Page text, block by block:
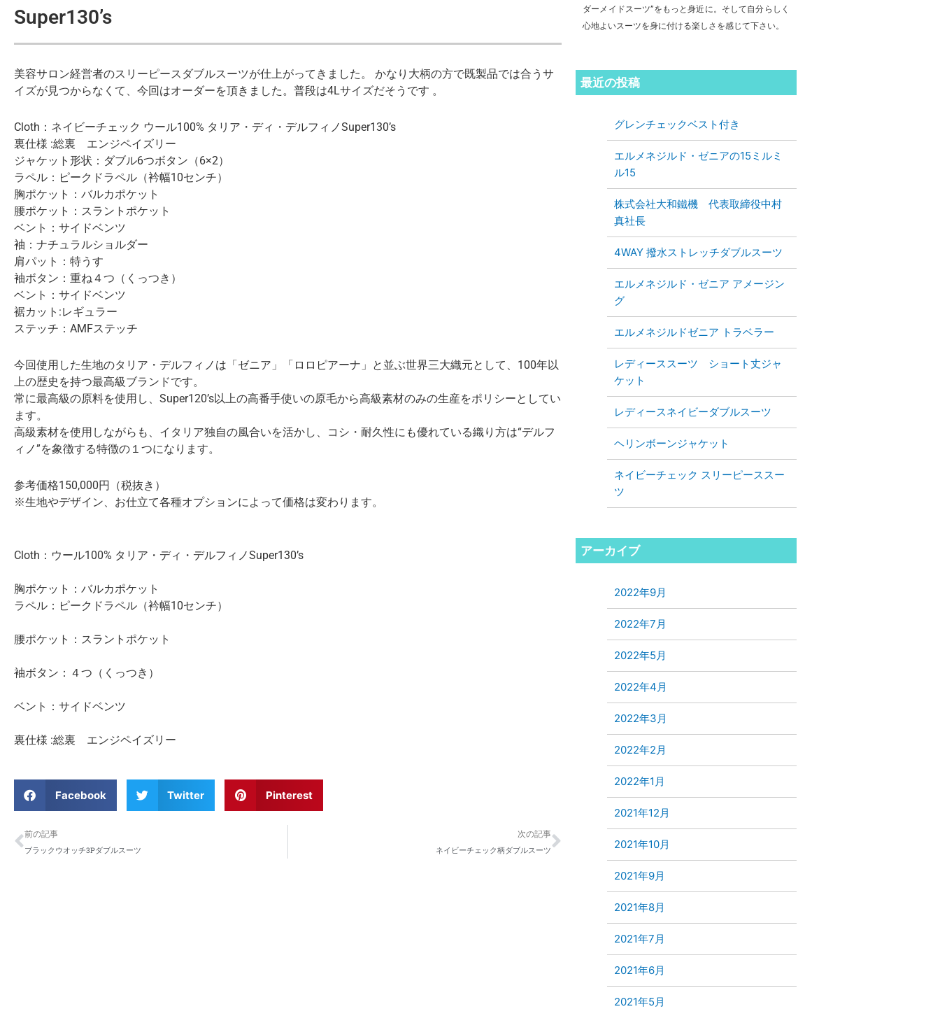
Super130’s
美容サロン経営者のスリーピースダブルスーツが仕上がってきました。 かなり大柄の方で既製品では合うサ
イズが見つからなくて、今回はオーダーを頂きました。普段は4Lサイズだそうです 。
Cloth：ネイビーチェック ウール100% タリア・ディ・デルフィノSuper130’s
裏仕様 :総裏 エンジペイズリー
ジャケット形状：ダブル6つボタン（6×2）
ラペル：ピークドラペル（衿幅10センチ）
胸ポケット：バルカポケット
腰ポケット：スラントポケット
ベント：サイドベンツ
袖：ナチュラルショルダー
肩パット：特うす
袖ボタン：重ね４つ（くっつき）
ベント：サイドベンツ
裾カット:レギュラー
ステッチ：AMFステッチ
今回使用した生地のタリア・デルフィノは「ゼニア」「ロロピアーナ」と並ぶ世界三大織元として、100年以
上の歴史を持つ最高級ブランドです。
常に最高級の原料を使用し、Super120’s以上の高番手使いの原毛から高級素材のみの生産をポリシーとしてい
ます。
高級素材を使用しながらも、イタリア独自の風合いを活かし、コシ・耐久性にも優れている織り方は“デルフ
ィノ”を象徴する特徴の１つになります。
参考価格150,000円（税抜き）
※生地やデザイン、お仕立て各種オプションによって価格は変わります。
Cloth：ウール100% タリア・ディ・デルフィノSuper130’s
胸ポケット：バルカポケット
ラペル：ピークドラペル（衿幅10センチ）
腰ポケット：スラントポケット
袖ボタン：４つ（くっつき）
ベント：サイドベンツ
裏仕様 :総裏 エンジペイズリー
Facebook Twitter Pinterest
Prev
前の記事
ブラックウオッチ3Pダブルスーツ
次の記事
ネイビーチェック柄ダブルスーツ
Next
ダーメイドスーツ”をもっと身近に。そして自分らしく
心地よいスーツを身に付ける楽しさを感じて下さい。
最近の投稿
グレンチェックベスト付き
エルメネジルド・ゼニアの15ミルミ
ル15
株式会社大和鐵機 代表取締役中村
真社長
4WAY 撥水ストレッチダブルスーツ
エルメネジルド・ゼニア アメージン
グ
エルメネジルドゼニア トラベラー
レディーススーツ ショート丈ジャ
ケット
レディースネイビーダブルスーツ
ヘリンボーンジャケット
ネイビーチェック スリーピーススー
ツ
アーカイブ
2022年9月
2022年7月
2022年5月
2022年4月
2022年3月
2022年2月
2022年1月
2021年12月
2021年10月
2021年9月
2021年8月
2021年7月
2021年6月
2021年5月